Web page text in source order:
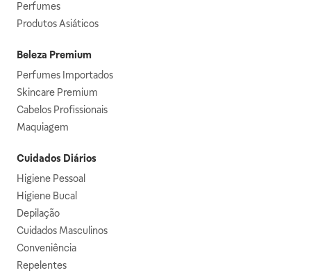
Perfumes
Produtos Asiáticos
Beleza Premium
Perfumes Importados
Skincare Premium
Cabelos Profissionais
Maquiagem
Cuidados Diários
Higiene Pessoal
Higiene Bucal
Depilação
Cuidados Masculinos
Conveniência
Repelentes